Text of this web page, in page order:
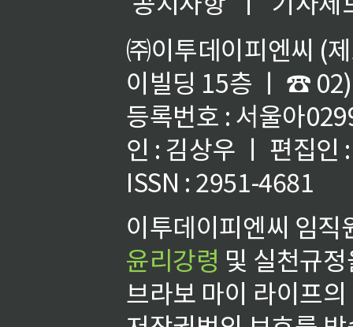
㈜이투데이피엔씨 (
이빌딩 15층 ㅣ ☎
등록번호 : 서울아
인 : 김상우 ㅣ 편집인
ISSN : 2951-4681
이투데이피엔씨 임
윤리강령 및 실천규
브라보 마이 라이프